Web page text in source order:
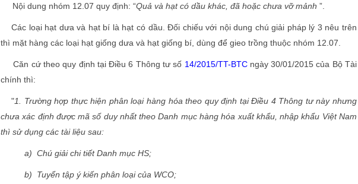
Nội dung nhóm 12.07 quy định: “Quả và hạt có dầu khác, đã hoặc chưa vỡ mảnh ”.
Các loại hạt dưa và hạt bí là hạt có dầu. Đối chiếu với nội dung chú giải pháp lý 3 nêu trên
thì mặt hàng các loại hạt giống dưa và hạt giống bí, dùng để gieo trồng thuộc nhóm 12.07.
Căn cứ theo quy định tại Điều 6 Thông tư số 14/2015/TT-BTCngày 30/01/2015 của Bộ Tài
chính thì:
"1. Trường hợp thực hiện phân loại hàng hóa theo quy định tại Điều 4 Thông tư này nhưng
chưa xác định được mã số duy nhất theo Danh mục hàng hóa xuất khẩu, nhập khẩu Việt Nam
thì sử dụng các tài liệu sau:
a) Chú giải chi tiết Danh mục HS;
b) Tuyển tập ý kiến phân loại của WCO;